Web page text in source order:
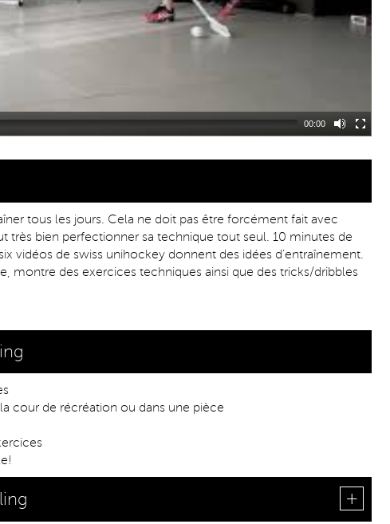
00:00
tous les jours. Cela ne doit pas être forcément fait avec
très bien perfectionner sa technique tout seul. 10 minutes de
vidéos de swiss unihockey donnent des idées d’entraînement.
montre des exercices techniques ainsi que des tricks/dribbles
cour de récréation ou dans une pièce